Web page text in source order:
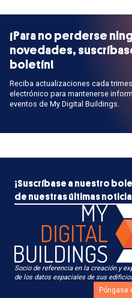
¡Para no perderse
novedades,
boletín!
Reciba actualizaciones cada
electrónico para mantenerse
eventos de My Digital Buildings.
¡Suscríbase a nuestro
de nuestras últimas
Socio de referencia en la creación y
de los datos espaciales de sus
Póngase